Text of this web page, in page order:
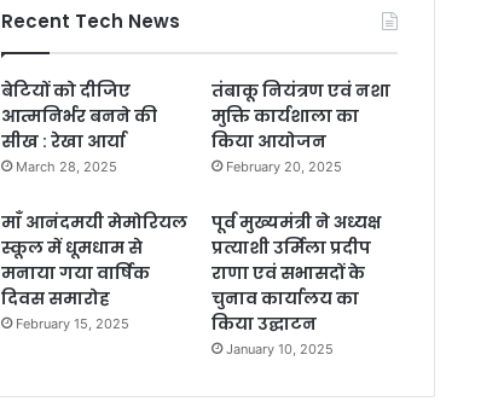
Recent Tech News
बेटियों को दीजिए
आत्मनिर्भर बनने की
सीख : रेखा आर्या
March 28, 2025
तंबाकू नियंत्रण एवं नशा
मुक्ति कार्यशाला का
किया आयोजन
February 20, 2025
माँ आनंदमयी मेमोरियल
स्कूल में धूमधाम से
मनाया गया वार्षिक
दिवस समारोह
February 15, 2025
पूर्व मुख्यमंत्री ने अध्यक्ष
प्रत्याशी उर्मिला प्रदीप
राणा एवं सभासदों के
चुनाव कार्यालय का
किया उद्घाटन
January 10, 2025